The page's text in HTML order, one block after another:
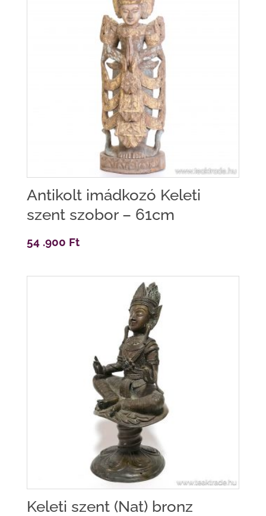
Antikolt imádkozó Keleti
szent szobor – 61cm
54 .900 Ft
Keleti szent (Nat) bronz